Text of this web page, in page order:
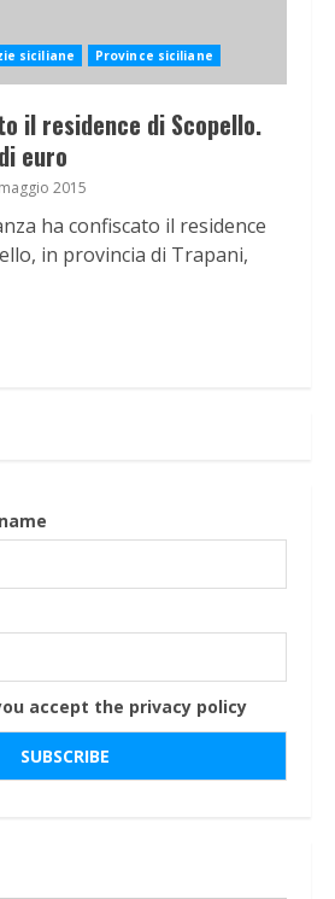
siciliane Province siciliane
il residence di Scopello.
euro
2015
ha confiscato il residence
in provincia di Trapani,
accept the privacy policy